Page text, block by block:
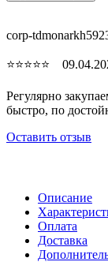
corp-
⭐⭐⭐⭐⭐
Регулярно
быстро, по
Оставить отзыв
Описание
Оплата
Доставка